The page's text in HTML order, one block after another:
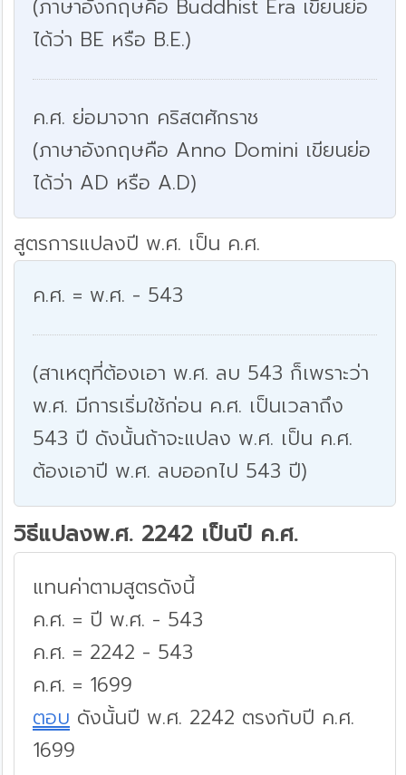
(ภาษาอังกฤษคือ Buddhist Era เขียนย่อ
ได้ว่า BE หรือ B.E.)
ค.ศ. ย่อมาจาก คริสตศักราช
(ภาษาอังกฤษคือ Anno Domini เขียนย่อ
ได้ว่า AD หรือ A.D)
สูตรการแปลงปี พ.ศ. เป็น ค.ศ.
ค.ศ. = พ.ศ. - 543
(สาเหตุที่ต้องเอา พ.ศ. ลบ 543 ก็เพราะว่า
พ.ศ. มีการเริ่มใช้ก่อน ค.ศ. เป็นเวลาถึง
543 ปี ดังนั้นถ้าจะแปลง พ.ศ. เป็น ค.ศ.
ต้องเอาปี พ.ศ. ลบออกไป 543 ปี)
วิธีแปลงพ.ศ. 2242 เป็นปี ค.ศ.
แทนค่าตามสูตรดังนี้
ค.ศ. = ปี พ.ศ. - 543
ค.ศ. = 2242 - 543
ค.ศ. = 1699
ตอบ ดังนั้นปี พ.ศ. 2242 ตรงกับปี ค.ศ.
1699